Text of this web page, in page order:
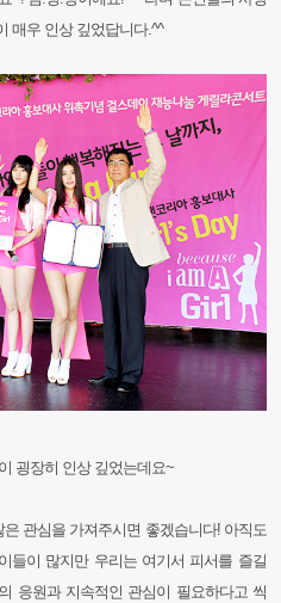
매우 인상 깊었답니다.^^
굉장히 인상 깊었는데요~
관심을 가져주시면 좋겠습니다! 아직도
들이 많지만 우리는 여기서 피서를 즐길
응원과 지속적인 관심이 필요하다고 씩